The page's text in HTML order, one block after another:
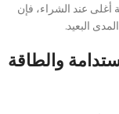
أغلى عند الشراء، فإن
البعيد.
والطاقة